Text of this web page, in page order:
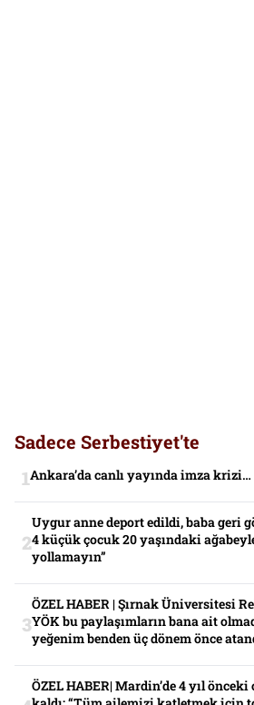
Sadece Serbestiyet'te
Ankara’da canlı yayında imza krizi…
Uygur anne deport edildi, baba geri
4 küçük çocuk 20 yaşındaki
yollamayın”
ÖZEL HABER | Şırnak Üniversitesi
YÖK bu paylaşımların bana ait
yeğenim benden üç dönem önce
ÖZEL HABER| Mardin’de 4 yıl